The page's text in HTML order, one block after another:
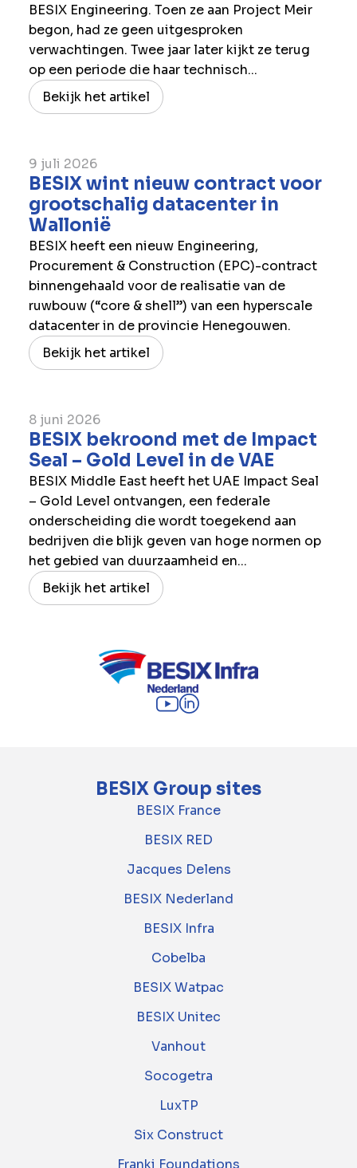
BESIX Engineering. Toen ze aan Project Meir
begon, had ze geen uitgesproken
verwachtingen. Twee jaar later kijkt ze terug
op een periode die haar technisch...
Bekijk het artikel
9 juli 2026
BESIX wint nieuw contract voor
grootschalig datacenter in
Wallonië
BESIX heeft een nieuw Engineering,
Procurement & Construction (EPC)-contract
binnengehaald voor de realisatie van de
ruwbouw (“core & shell”) van een hyperscale
datacenter in de provincie Henegouwen.
Bekijk het artikel
8 juni 2026
BESIX bekroond met de Impact
Seal – Gold Level in de ​VAE
BESIX Middle East heeft het UAE Impact Seal
– Gold Level ontvangen, een federale
onderscheiding die wordt toegekend aan
bedrijven die blijk geven van hoge normen op
het gebied van duurzaamheid en...
Bekijk het artikel
BESIX Group sites
BESIX France
BESIX RED
Jacques Delens
BESIX Nederland
BESIX Infra
Cobelba
BESIX Watpac
BESIX Unitec
Vanhout
Socogetra
LuxTP
Six Construct
Franki Foundations